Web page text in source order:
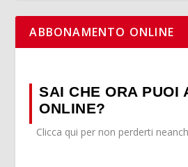
ABBONAMENTO ONLINE
SAI CHE ORA PUOI
ONLINE?
Clicca qui per non perderti